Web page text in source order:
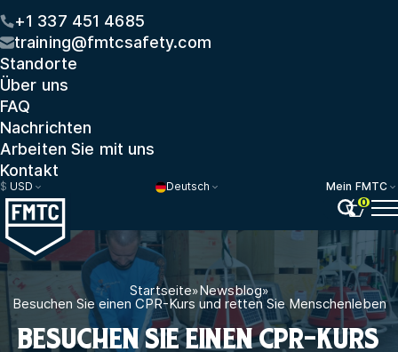
+1 337 451 4685
training@fmtcsafety.com
Standorte
Über uns
FAQ
Nachrichten
Arbeiten Sie mit uns
Kontakt
$ USD Deutsch
Mein FMTC
0
Startseite»Newsblog»
Besuchen Sie einen CPR-Kurs und retten Sie Menschenleben
BESUCHEN SIE EINEN CPR-KURS